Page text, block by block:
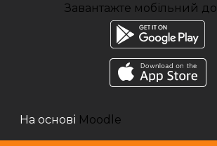
Завантажте мобільний
На основі Moodle